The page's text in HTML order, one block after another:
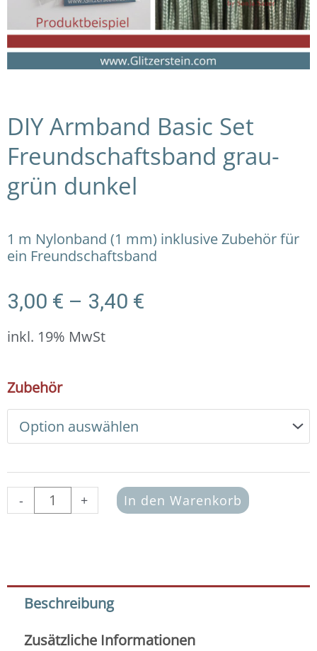
DIY Armband Basic Set
Freundschaftsband grau-
grün dunkel
1 m Nylonband (1 mm) inklusive Zubehör für
ein Freundschaftsband
3,00 € – 3,40 €
inkl. 19% MwSt
Zubehör
-
DIY
Armband
Basic
Set
Freundschaftsband
grün
dunkel
Menge
+ In den Warenkorb
Beschreibung
Zusätzliche Informationen